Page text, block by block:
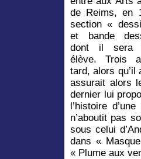
de Reims, en
section «
et bande
dont il sera
élève. Trois
tard, alors qu’il
assurait alors
dernier lui
l’histoire
n’aboutit pas
sous celui
dans «
« Plume aux